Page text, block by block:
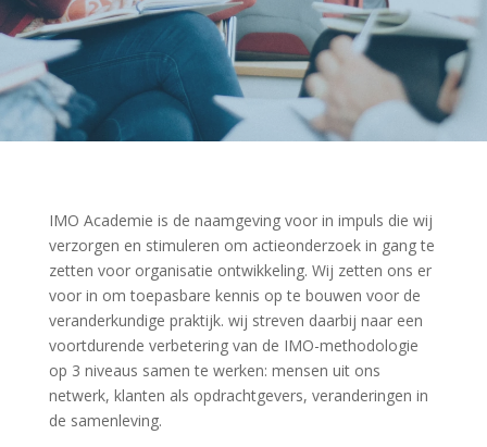
IMO Academie is de naamgeving voor in impuls die wij
verzorgen en stimuleren om actieonderzoek in gang te
zetten voor organisatie ontwikkeling. Wij zetten ons er
voor in om toepasbare kennis op te bouwen voor de
veranderkundige praktijk. wij streven daarbij naar een
voortdurende verbetering van de IMO-methodologie
op 3 niveaus samen te werken: mensen uit ons
netwerk, klanten als opdrachtgevers, veranderingen in
de samenleving.